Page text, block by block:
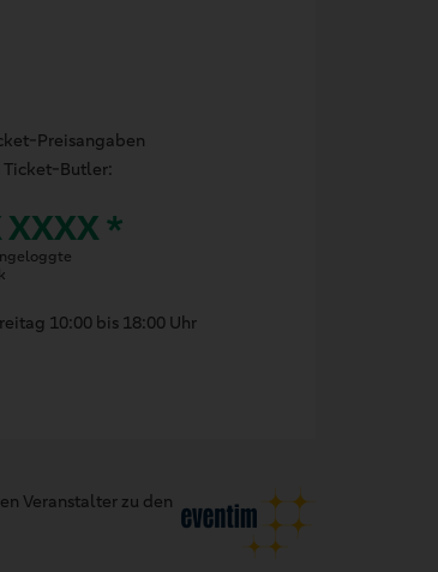
Preisangaben
Ticket-Butler:
*
10:00 bis 18:00 Uhr
Veranstalter zu den